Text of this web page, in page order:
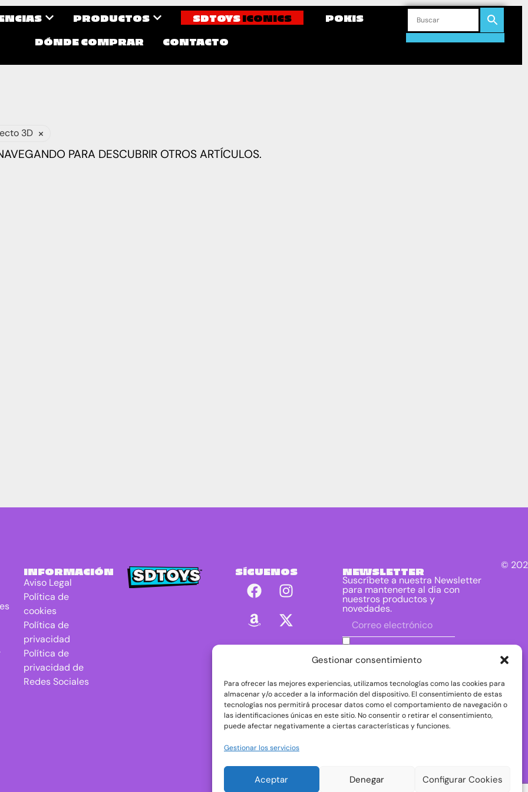
Gestionar consentimiento
Para ofrecer las mejores experiencias, utilizamos tecnologías como las cookies para
almacenar y/o acceder a la información del dispositivo. El consentimiento de estas
tecnologías nos permitirá procesar datos como el comportamiento de navegación o
las identificaciones únicas en este sitio. No consentir o retirar el consentimiento,
puede afectar negativamente a ciertas características y funciones.
Gestionar los servicios
Aceptar Denegar Configurar Cookies
PRODUCTOS SDTOYS ICONICS
POKIS
DÓNDE COMPRAR
CONTACTO
3D ×
PARA DESCUBRIR OTROS ARTÍCULOS.
INFORMACIÓN
Aviso Legal
Política de
cookies
Política de
privacidad
Política de
privacidad de
Redes Sociales
SÍGUENOS NEWSLETTER
Suscríbete a nuestra Newsletter
para mantenerte al día con
nuestros productos y
novedades.
contenidas en la política de privacidad
sobre el tratamiento de mis datos para
DIRAC DIST, S.L. como responsable del
tratamiento tratará tus datos con la finalidad de
dar respuesta a tu consulta o petición. Puedes
acceder, rectificar y suprimir tus datos, así como
ejercer otros derechos consultando la
información adicional y detallada sobre
©